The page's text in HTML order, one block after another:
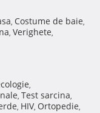
, Costume de baie,
, Verighete,
,
, Test sarcina,
, HIV, Ortopedie,